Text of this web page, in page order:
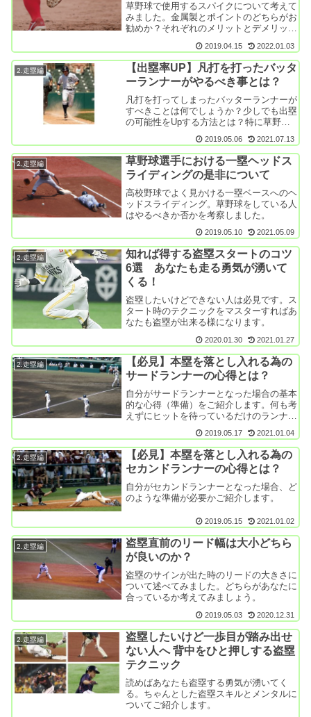
草野球で使用するスパイクについて考えて
みました。金属製とポイントのどちらがお
勧めか？それぞれのメリットとデメリット
2019.04.15 2022.01.03
2.走塁編
【出塁率UP】凡打を打ったバッタ
ーランナーがやるべき事とは？
凡打を打ってしまったバッターランナーが
すべきことは何でしょうか？少しでも出塁
の可能性をUpする方法とは？特に草野球
2019.05.06 2021.07.13
2.走塁編
草野球選手における一塁ヘッドス
ライディングの是非について
高校野球でよく見かける一塁ベースへのヘ
ッドスライディング。草野球をしている人
はやるべきか否かを考察しました。
2019.05.10 2021.05.09
2.走塁編
知れば得する盗塁スタートのコツ
6選 あなたも走る勇気が湧いて
くる！
盗塁したいけどできない人は必見です。ス
タート時のテクニックをマスターすればあ
なたも盗塁が出来る様になります。
2020.01.30 2021.01.27
2.走塁編
【必見】本塁を落とし入れる為の
サードランナーの心得とは？
自分がサードランナーとなった場合の基本
的な心得（準備）をご紹介します。何も考
えずにヒットを待っているだけのランナー
方が格段に得点に結び付く確率が高くなり
ます。
2019.05.17 2021.01.04
2.走塁編
【必見】本塁を落とし入れる為の
セカンドランナーの心得とは？
自分がセカンドランナーとなった場合、ど
のような準備が必要かご紹介します。
2019.05.15 2021.01.02
2.走塁編
盗塁直前のリード幅は大小どちら
が良いのか？
盗塁のサインが出た時のリードの大きさに
ついて述べてみました。どちらがあなたに
合っているか考えてみましょう。
2019.05.03 2020.12.31
2.走塁編
盗塁したいけど一歩目が踏み出せ
ない人へ 背中をひと押しする盗塁
テクニック
読めばあなたも盗塁する勇気が湧いてく
る。ちゃんとした盗塁スキルとメンタルに
ついてご紹介します。